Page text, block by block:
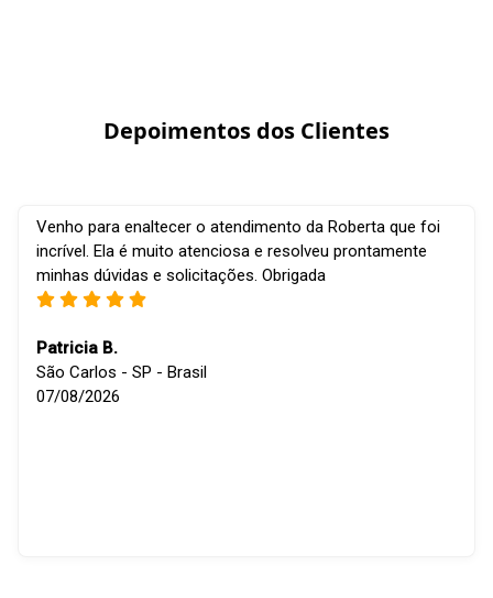
Depoimentos dos Clientes
Venho para enaltecer o atendimento da Roberta que foi
incrível. Ela é muito atenciosa e resolveu prontamente
minhas dúvidas e solicitações. Obrigada
Patricia B.
São Carlos - SP - Brasil
07/08/2026